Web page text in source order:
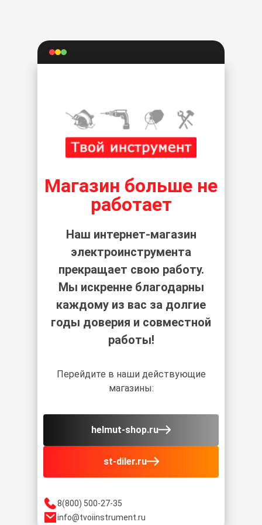
8(800) 500-27-35
info@tvoiinstrument.ru
Магазин больше не
работает
Наш интернет-магазин
электроинструмента
прекращает свою работу.
Мы искренне благодарны
каждому из вас за долгие
годы доверия и совместной
работы!
Перейдите в наши действующие
магазины:
helmut-shop.ru
st-diler.ru